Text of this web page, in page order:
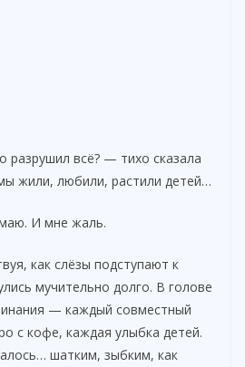
всё? — тихо сказала
жили, любили, растили детей…
И мне жаль.
как слёзы подступают к
мучительно долго. В голове
— каждый совместный
с кофе, каждая улыбка детей.
шатким, зыбким, как